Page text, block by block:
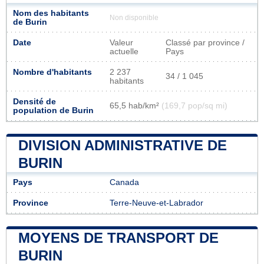
Nom des habitants
de Burin
Non disponible
Date
Valeur
actuelle
Classé par province /
Pays
Nombre d'habitants
2 237
habitants
34 / 1 045
Densité de
population de Burin
65,5 hab/km² (169,7 pop/sq mi)
DIVISION ADMINISTRATIVE DE
BURIN
Pays Canada
Province Terre-Neuve-et-Labrador
MOYENS DE TRANSPORT DE
BURIN